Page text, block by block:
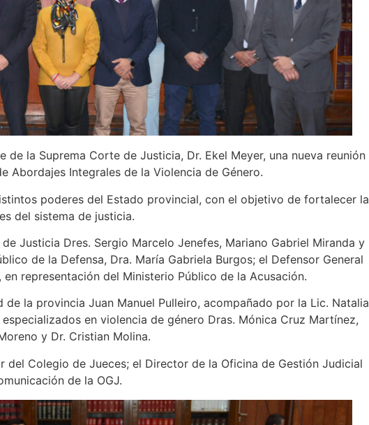
la Suprema Corte de Justicia, Dr. Ekel Meyer, una nueva reunión
Abordajes Integrales de la Violencia de Género.
poderes del Estado provincial, con el objetivo de fortalecer la
del sistema de justicia.
Justicia Dres. Sergio Marcelo Jenefes, Mariano Gabriel Miranda y
de la Defensa, Dra. María Gabriela Burgos; el Defensor General
representación del Ministerio Público de la Acusación.
la provincia Juan Manuel Pulleiro, acompañado por la Lic. Natalia
en violencia de género Dras. Mónica Cruz Martínez,
y Dr. Cristian Molina.
Colegio de Jueces; el Director de la Oficina de Gestión Judicial
de la OGJ.